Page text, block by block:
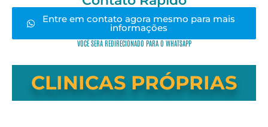
Entre em contato agora mesmo para mais
informações
VOCÊ SERÁ REDIRECIONADO PARA O WHATSAPP
CLINICAS PRÓPRIAS